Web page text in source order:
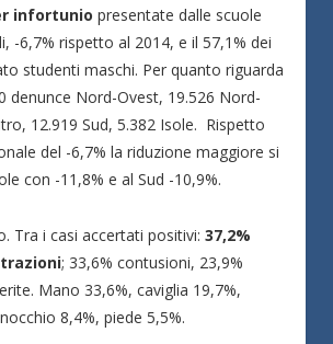
infortunio presentate dalle scuole
-6,7% rispetto al 2014, e il 57,1% dei
studenti maschi. Per quanto riguarda
denunce Nord-Ovest, 19.526 Nord-
12.919 Sud, 5.382 Isole. Rispetto
del -6,7% la riduzione maggiore si
con -11,8% e al Sud -10,9%.
Tra i casi accertati positivi: 37,2%
; 33,6% contusioni, 23,9%
Mano 33,6%, caviglia 19,7%,
8,4%, piede 5,5%.